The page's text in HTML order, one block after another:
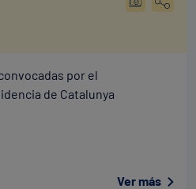
por el
de Catalunya
Ver más